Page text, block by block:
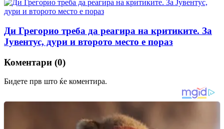
Ди Грегорио треба да реагира на критиките. За
Јувентус, дури и второто место е пораз
Коментари (0)
Бидете прв што ќе коментира.